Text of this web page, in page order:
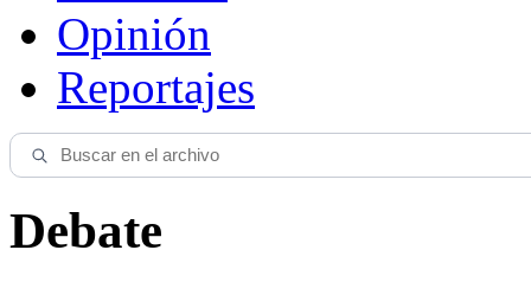
Opinión
Reportajes
Debate